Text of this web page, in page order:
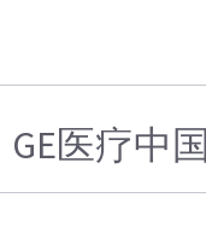
GE医疗中国